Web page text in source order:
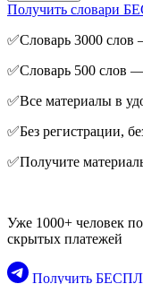
Получить словари
✅Словарь 3000
✅Словарь 500 слов
✅Все материалы в
✅Без регистрации,
✅Получите
Уже 1000+ человек
скрытых платежей
Получить